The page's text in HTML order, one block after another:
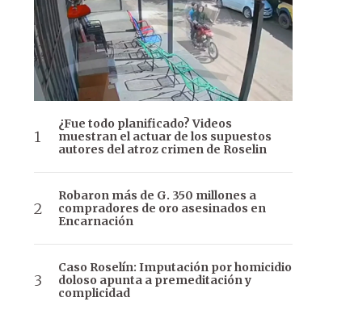
¿Fue todo planificado? Videos
muestran el actuar de los supuestos
autores del atroz crimen de Roselin
Robaron más de G. 350 millones a
compradores de oro asesinados en
Encarnación
Caso Roselín: Imputación por homicidio
doloso apunta a premeditación y
complicidad